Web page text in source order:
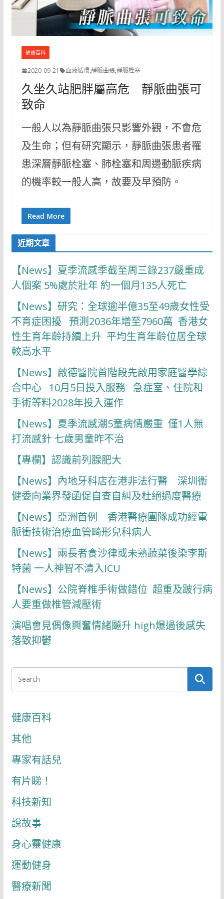
健康百科
2020-09-21 血液循環,靜脈曲張,靜脈栓塞
久坐久站肥胖屬高危 靜脈曲張可
致命
一般人以為靜脈曲張只影響外觀，不會危
及生命；但有研究顯示，靜脈曲張患者罹
患深層靜脈栓塞、肺栓塞和周邊動脈疾病
的機率較一般人高，故要及早預防。
Read More
近期文章
【News】夏季流感季截至周三錄237嚴重成
人個案 5%處於壯年 約一個月135人死亡
【News】研究：全球逾半億35至49歲女性受
不育症困擾 預測2036年增至7960萬 香港女
性生育年齡持續上升 平均生育年齡位居全球
較高水平
【News】啟德醫院首階段先啟用家庭醫學綜
合中心 10月5日投入服務 急症室、住院和
手術等料2028年投入運作
【News】夏季流感潮5童病情嚴重 僅1人無
打流感針 七歲男童昨不治
【專欄】認識前列腺肥大
【News】內地牙科店在港非法行醫 深圳衞
健委向業界發函促自查自糾及杜絕過度醫療
【News】亞洲首例 香港醫療團隊成功經電
脈衝技術治療血管畸形兒科病人
【News】兩長者食沙律或未熟蔬菜後染李斯
特菌 一人神智不清入ICU
【News】公院脊椎手術做錯位 超重及跛行病
人要重做椎管減壓術
演唱會見偶像興奮情緒飇升 high爆過後感失
落致抑鬱
健康百科
其他
專家有話兒
有片睇！
科技新知
說故事
身心靈健康
運動健身
醫療新聞